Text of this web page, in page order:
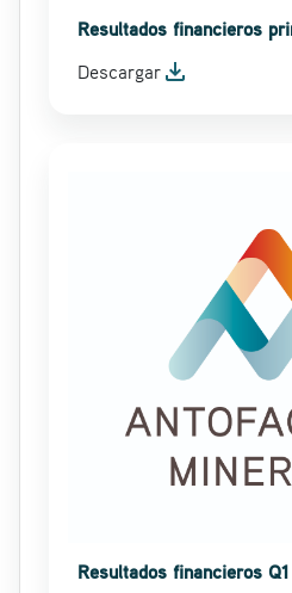
Resultados financieros
Descargar file_download
Resultados financieros